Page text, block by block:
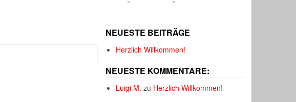
NEUESTE BEITRÄGE
Herzlich Willkommen!
NEUESTE KOMMENTARE:
Luigi M. zu Herzlich Willkommen!